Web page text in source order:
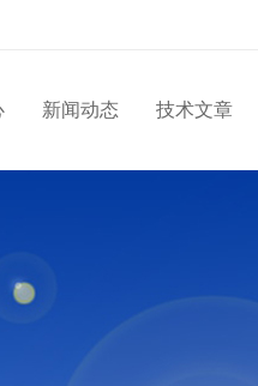
新闻动态 技术文章